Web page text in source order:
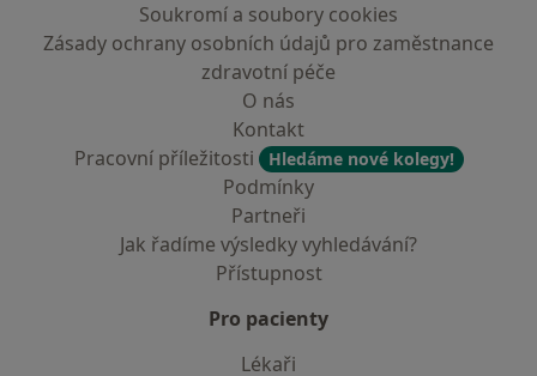
Soukromí a soubory cookies
Zásady ochrany osobních údajů pro zaměstnance
zdravotní péče
O nás
Kontakt
Pracovní příležitosti
Hledáme nové kolegy!
Podmínky
Partneři
Jak řadíme výsledky vyhledávání?
Přístupnost
Pro pacienty
Lékaři